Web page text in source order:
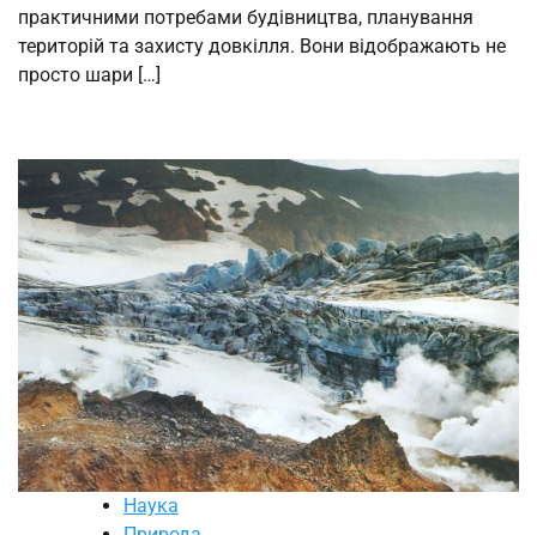
практичними потребами будівництва, планування
територій та захисту довкілля. Вони відображають не
просто шари […]
Наука